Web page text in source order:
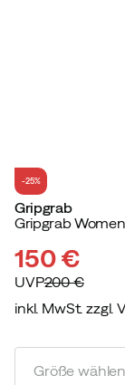
-25%
Gripgrab
Gripgrab
price
150 €
price
UVP200 €
inkl. MwSt. zzgl.
Größe wählen